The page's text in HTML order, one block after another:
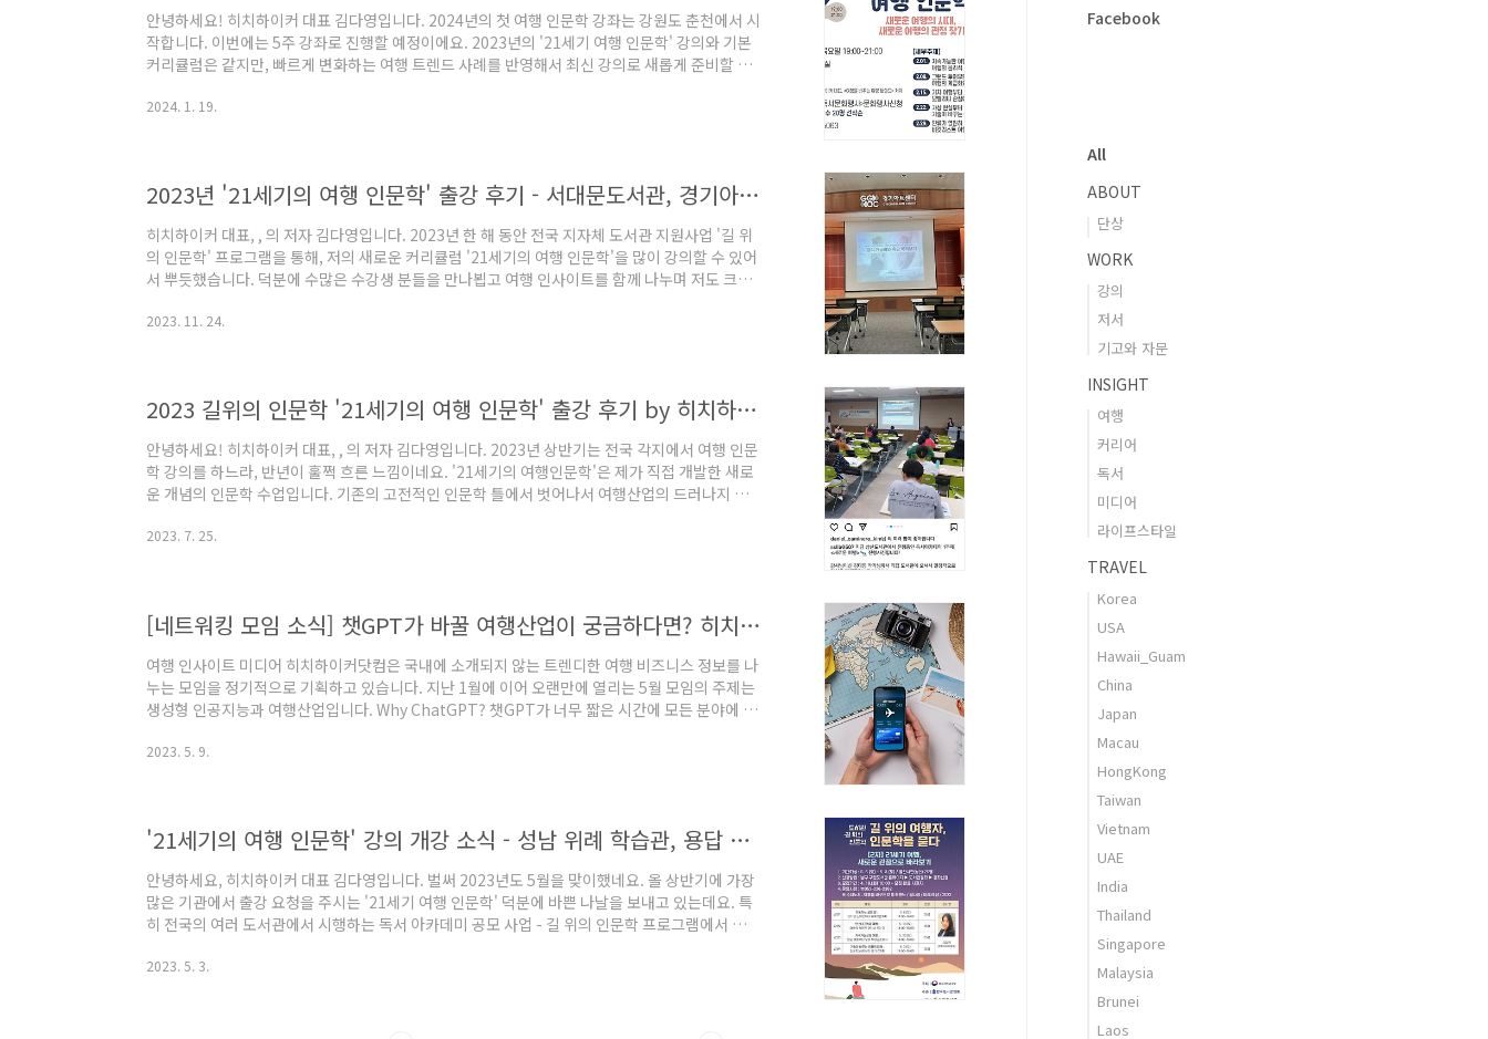
안녕하세요! 히치하이커 대표 김다영입니다. 2024년의 첫 여행 인문학 강좌는 강원도 춘천에서 시
작합니다. 이번에는 5주 강좌로 진행할 예정이에요. 2023년의 '21세기 여행 인문학' 강의와 기본
커리큘럼은 같지만, 빠르게 변화하는 여행 트렌드 사례를 반영해서 최신 강의로 새롭게 준비할 예
해 두셨다가 빠르게 신청하시면 될 것 같습니다. 아래 신청 바로 가기 링크 남겨 놓겠습니다! :)
2024. 1. 19.
2023년 '21세기의 여행 인문학' 출강 후기 - 서대문도서관, 경기아트센터, 성남인문학당 등
히치하이커 대표, , 의 저자 김다영입니다. 2023년 한 해 동안 전국 지자체 도서관 지원사업 '길 위
의 인문학' 프로그램을 통해, 저의 새로운 커리큘럼 '21세기의 여행 인문학'을 많이 강의할 수 있어
서 뿌듯했습니다. 덕분에 수많은 수강생 분들을 만나뵙고 여행 인사이트를 함께 나누며 저도 크게
기는 아래 글에 정리했고요. 2023 길위의 인문학 '21세기의 여행 인문학' 출강 후기 by 히치하이
2023. 11. 24.
2023 길위의 인문학 '21세기의 여행 인문학' 출강 후기 by 히치하이커 대표, 여행작가 김다영
안녕하세요! 히치하이커 대표, , 의 저자 김다영입니다. 2023년 상반기는 전국 각지에서 여행 인문
학 강의를 하느라, 반년이 훌쩍 흐른 느낌이네요. '21세기의 여행인문학'은 제가 직접 개발한 새로
운 개념의 인문학 수업입니다. 기존의 고전적인 인문학 틀에서 벗어나서 여행산업의 드러나지 않
의 분야에서 다루지 않았던 최신 주제를 매주 하나씩 깊게 들여다 봅니다. 작년에 제주 애월 도서관
2023. 7. 25.
[네트워킹 모임 소식] 챗GPT가 바꿀 여행산업이 궁금하다면? 히치하이커 인사이트 밋업에 참여하세요!
여행 인사이트 미디어 히치하이커닷컴은 국내에 소개되지 않는 트렌디한 여행 비즈니스 정보를 나
누는 모임을 정기적으로 기획하고 있습니다. 지난 1월에 이어 오랜만에 열리는 5월 모임의 주제는
생성형 인공지능과 여행산업입니다. Why ChatGPT? 챗GPT가 너무 짧은 시간에 모든 분야에 광
고 있습니다. 오픈AI는 2021년까지의 데이터만으로 결과를 출력했기 때문에, 최신 정보가 중요한
2023. 5. 9.
'21세기의 여행 인문학' 강의 개강 소식 - 성남 위례 학습관, 용답 도서관 등
안녕하세요, 히치하이커 대표 김다영입니다. 벌써 2023년도 5월을 맞이했네요. 올 상반기에 가장
많은 기관에서 출강 요청을 주시는 '21세기 여행 인문학' 덕분에 바쁜 나날을 보내고 있는데요. 특
히 전국의 여러 도서관에서 시행하는 독서 아카데미 공모 사업 - 길 위의 인문학 프로그램에서 많이
여행인문학'은 기존의 고전적인 인문학 틀에서 벗어나서 여행산업의 드러나지 않은 이면부터 워케
2023. 5. 3.
Facebook
All
ABOUT
단상
WORK
강의
저서
기고와 자문
INSIGHT
여행
커리어
독서
미디어
라이프스타일
TRAVEL
Korea
USA
Hawaii_Guam
China
Japan
Macau
HongKong
Taiwan
Vietnam
UAE
India
Thailand
Singapore
Malaysia
Brunei
Laos